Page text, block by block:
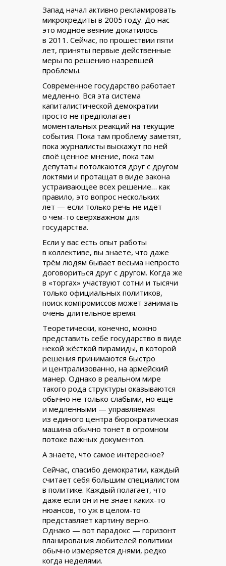
Запад начал активно рекламировать
микрокредиты в 2005 году. До нас
это модное веяние докатилось
в 2011. Сейчас, по прошествии пяти
лет, приняты первые действенные
меры по решению назревшей
проблемы.
Современное государство работает
медленно. Вся эта система
капиталистической демократии
просто не предполагает
моментальных реакций на текущие
события. Пока там проблему заметят,
пока журналисты выскажут по ней
своё ценное мнение, пока там
депутаты потолкаются друг с другом
локтями и протащат в виде закона
устраивающее всех решение… как
правило, это вопрос нескольких
лет — если только речь не идёт
о чём-то сверхважном для
государства.
Если у вас есть опыт работы
в коллективе, вы знаете, что даже
трём людям бывает весьма непросто
договориться друг с другом. Когда же
в «торгах» участвуют сотни и тысячи
только официальных политиков,
поиск компромиссов может занимать
очень длительное время.
Теоретически, конечно, можно
представить себе государство в виде
некой жёсткой пирамиды, в которой
решения принимаются быстро
и централизованно, на армейский
манер. Однако в реальном мире
такого рода структуры оказываются
обычно не только слабыми, но ещё
и медленными — управляемая
из единого центра бюрократическая
машина обычно тонет в огромном
потоке важных документов.
А знаете, что самое интересное?
Сейчас, спасибо демократии, каждый
считает себя большим специалистом
в политике. Каждый полагает, что
даже если он и не знает каких-то
нюансов, то уж в целом-то
представляет картину верно.
Однако — вот парадокс — горизонт
планирования любителей политики
обычно измеряется днями, редко
когда неделями.